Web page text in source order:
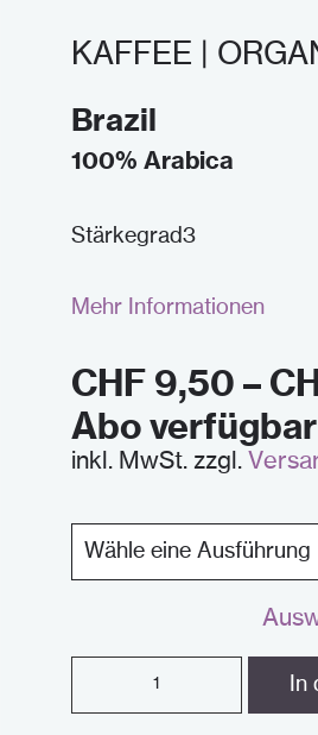
KAFFEE |
Brazil
100% Arabica
Stärkegrad3
Mehr Informationen
CHF 9,50 –
Abo verfügbar
inkl. MwSt. zzgl.
In